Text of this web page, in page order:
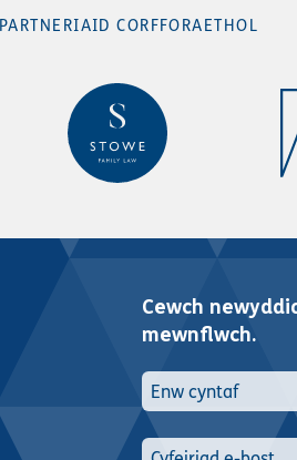
PARTNERIAID CORFFORAETHOL
Cewch
mewnflwch.